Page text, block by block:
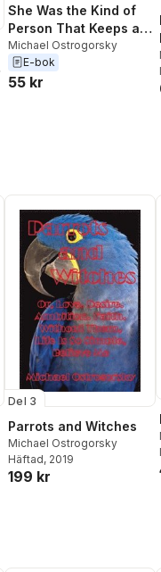
She Was the Kind of
Person That Keeps a
Parrot
Michael Ostrogorsky
E-bok
55 kr
Del 3
Parrots and Witches
Michael Ostrogorsky
Häftad, 2019
199 kr